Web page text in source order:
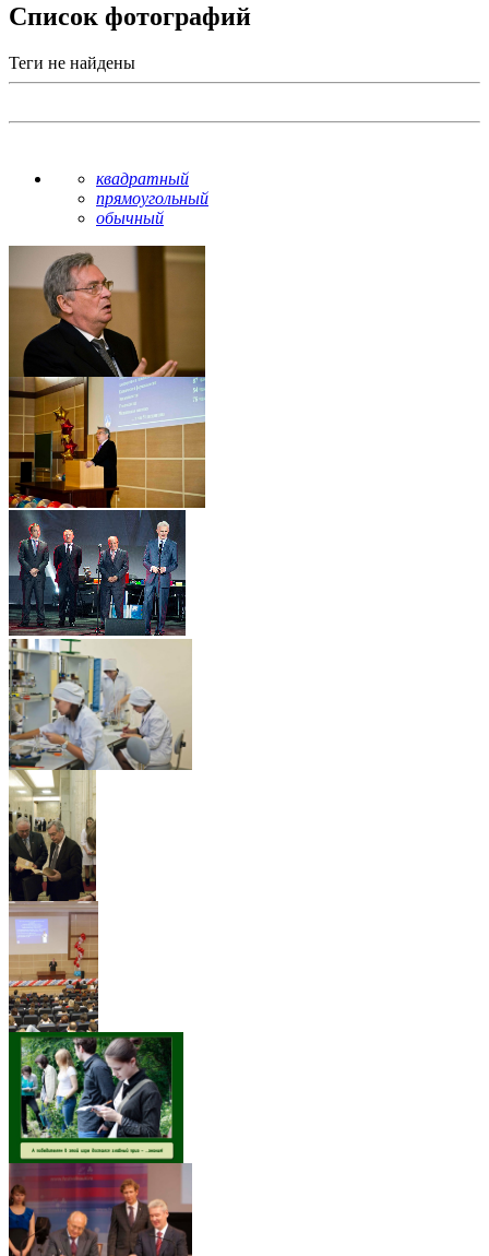
Список фотографий
Теги не найдены
квадратный
прямоугольный
обычный